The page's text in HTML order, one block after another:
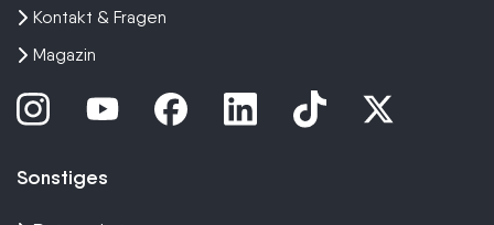
Kontakt & Fragen
Magazin
Sonstiges